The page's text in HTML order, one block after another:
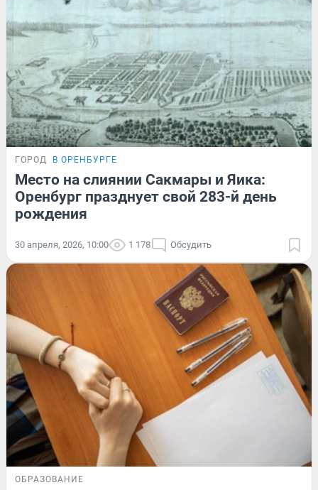
ГОРОД В ОРЕНБУРГЕ
Место на слиянии Сакмары и Яика:
Оренбург празднует свой 283-й день
рождения
30 апреля, 2026, 10:00 1 178 Обсудить
ОБРАЗОВАНИЕ